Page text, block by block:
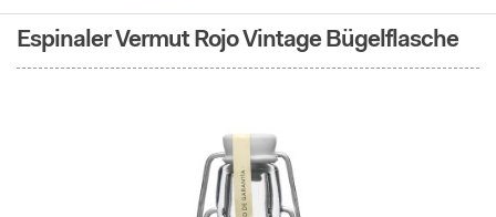
Espinaler Vermut Rojo Vintage Bügelflasche